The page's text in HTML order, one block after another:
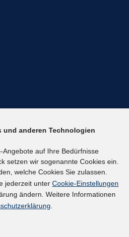
und anderen Technologien
auf Ihre Bedürfnisse
setzen wir sogenannte Cookies ein.
welche Cookies Sie zulassen.
jederzeit unter Cookie-Einstellungen
ändern. Weitere Informationen
.